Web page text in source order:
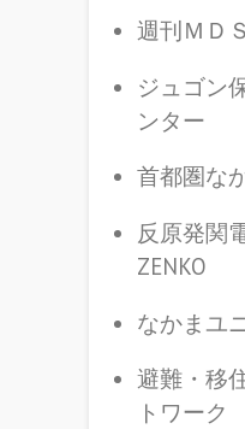
週刊ＭＤＳ
ジュゴン
ンター
首都圏な
反原発関
ZENKO
なかまユ
避難・移
トワーク